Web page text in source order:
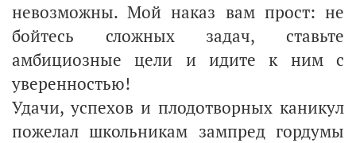
невозможны. Мой наказ вам прост: не
бойтесь сложных задач, ставьте
амбициозные цели и идите к ним с
уверенностью!
Удачи, успехов и плодотворных каникул
пожелал школьникам зампред гордумы